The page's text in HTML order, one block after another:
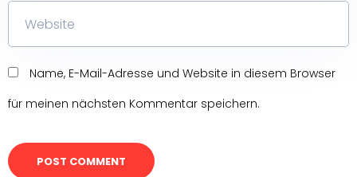
Name, E-Mail-Adresse und Website in diesem Browser
für meinen nächsten Kommentar speichern.